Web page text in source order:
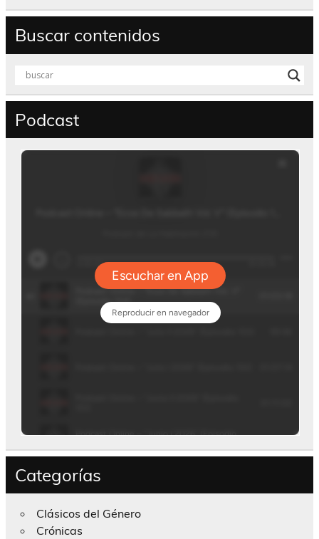
Buscar contenidos
Podcast
Categorías
Clásicos del Género
Crónicas